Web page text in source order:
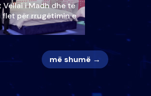
Vëllai i Madh dhe të
për rrugëtimin e
më shumë →